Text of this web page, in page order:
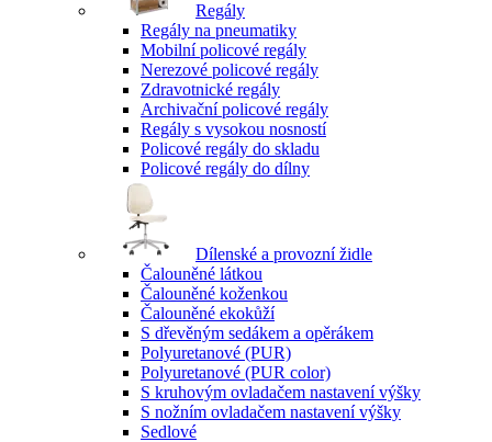
Regály
Regály na pneumatiky
Mobilní policové regály
Nerezové policové regály
Zdravotnické regály
Archivační policové regály
Regály s vysokou nosností
Policové regály do skladu
Policové regály do dílny
Dílenské a provozní židle
Čalouněné látkou
Čalouněné koženkou
Čalouněné ekokůží
S dřevěným sedákem a opěrákem
Polyuretanové (PUR)
Polyuretanové (PUR color)
S kruhovým ovladačem nastavení výšky
S nožním ovladačem nastavení výšky
Sedlové